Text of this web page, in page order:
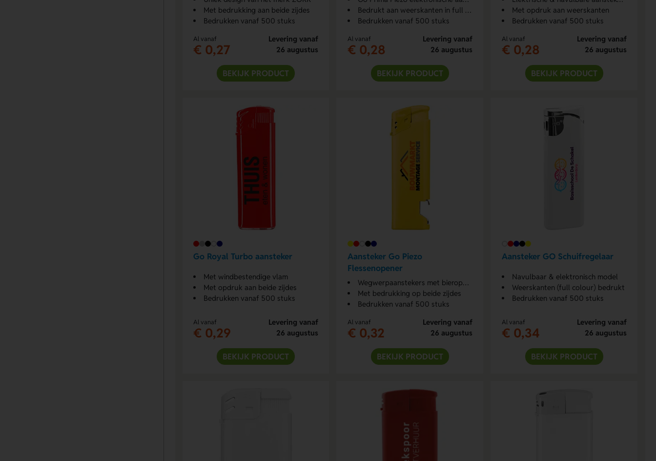
Met bedrukking aan beide zijdes
Bedrukken vanaf 500 stuks
Al vanaf
€ 0,27
Levering vanaf
26 augustus
BEKIJK PRODUCT
Bedrukt aan weerskanten in full colour
Bedrukken vanaf 500 stuks
Al vanaf
€ 0,28
Levering vanaf
26 augustus
BEKIJK PRODUCT
Met opdruk aan weerskanten
Bedrukken vanaf 500 stuks
Al vanaf
€ 0,28
Levering vanaf
26 augustus
BEKIJK PRODUCT
Go Royal Turbo aansteker
Met windbestendige vlam
Met opdruk aan beide zijdes
Bedrukken vanaf 500 stuks
Al vanaf
€ 0,29
Levering vanaf
26 augustus
BEKIJK PRODUCT
Aansteker Go Piezo
Flessenopener
Wegwerpaanstekers met bieropener
Met bedrukking op beide zijdes
Bedrukken vanaf 500 stuks
Al vanaf
€ 0,32
Levering vanaf
26 augustus
BEKIJK PRODUCT
Aansteker GO Schuifregelaar
Navulbaar & elektronisch model
Weerskanten (full colour) bedrukt
Bedrukken vanaf 500 stuks
Al vanaf
€ 0,34
Levering vanaf
26 augustus
BEKIJK PRODUCT